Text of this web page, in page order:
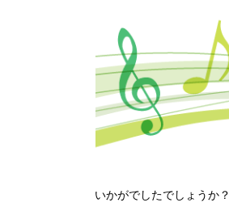
いかがでしたでしょうか？